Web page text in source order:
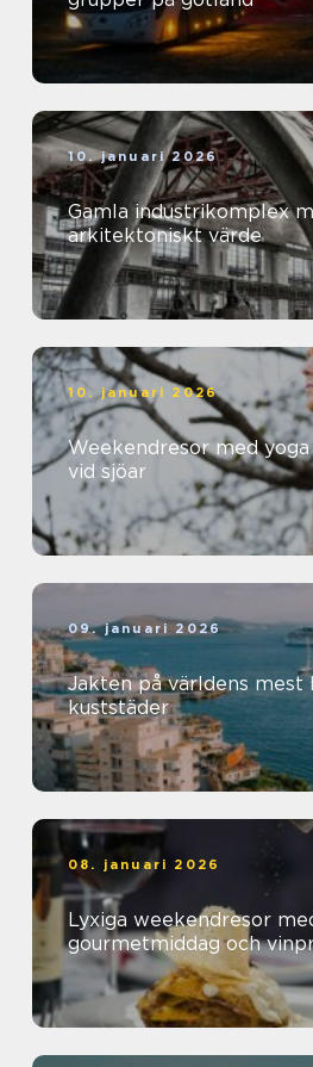
10. januari 2026
Gamla industrikomplex
arkitektoniskt värde
10. januari 2026
Weekendresor med
vid sjöar
09. januari 2026
Jakten på världens mest
kuststäder
08. januari 2026
Lyxiga weekendresor
gourmetmiddag och